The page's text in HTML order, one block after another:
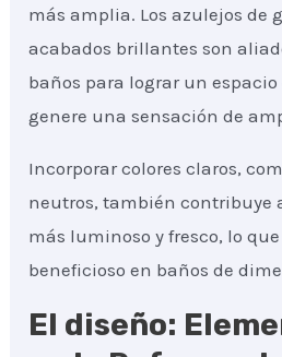
más amplia. Los azulejos de
acabados brillantes son
baños para lograr un
genere una sensación de
Incorporar colores claros,
neutros, también contribuye
más luminoso y fresco, lo
beneficioso en baños de
El diseño: